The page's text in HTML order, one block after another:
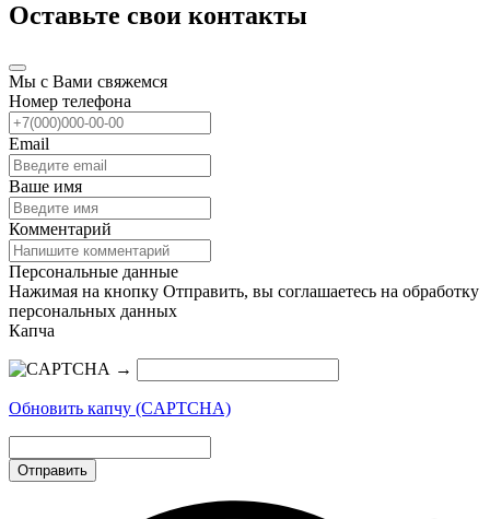
Оставьте свои контакты
Мы с Вами свяжемся
Номер телефона
Email
Ваше имя
Комментарий
Персональные данные
Нажимая на кнопку Отправить, вы соглашаетесь на обработку
персональных данных
Капча
→
Обновить капчу (CAPTCHA)
Отправить